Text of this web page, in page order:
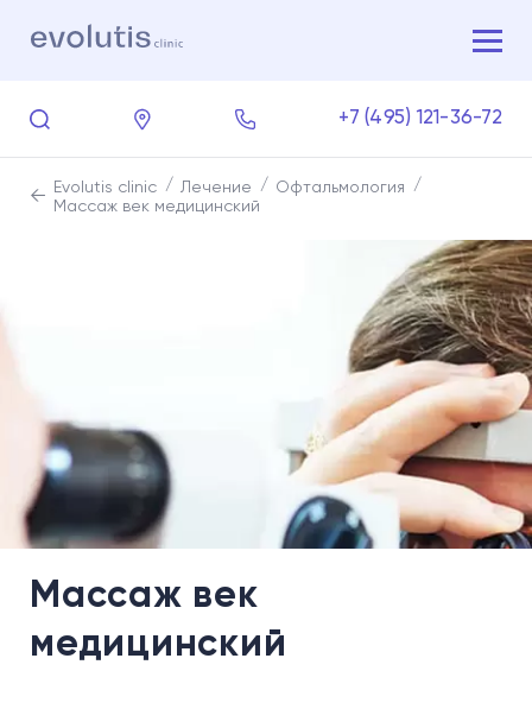
+7 (495) 121-36-72
Evolutis clinic Лечение
Офтальмология
Массаж век медицинский
Массаж век
медицинский